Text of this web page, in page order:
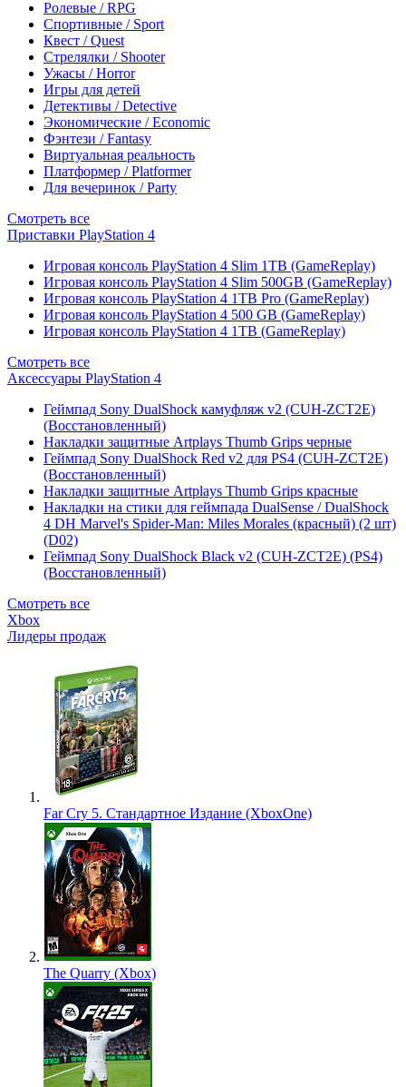
Ролевые / RPG
Спортивные / Sport
Квест / Quest
Стрелялки / Shooter
Ужасы / Horror
Игры для детей
Детективы / Detective
Экономические / Economic
Фэнтези / Fantasy
Виртуальная реальность
Платформер / Platformer
Для вечеринок / Party
Смотреть все
Приставки PlayStation 4
Игровая консоль PlayStation 4 Slim 1TB (GameReplay)
Игровая консоль PlayStation 4 Slim 500GB (GameReplay)
Игровая консоль PlayStation 4 1TB Pro (GameReplay)
Игровая консоль PlayStation 4 500 GB (GameReplay)
Игровая консоль PlayStation 4 1TB (GameReplay)
Смотреть все
Аксессуары PlayStation 4
Геймпад Sony DualShock камуфляж v2 (CUH-ZCT2E)
(Восстановленный)
Накладки защитные Artplays Thumb Grips черные
Геймпад Sony DualShock Red v2 для PS4 (CUH-ZCT2E)
(Восстановленный)
Накладки защитные Artplays Thumb Grips красные
Накладки на стики для геймпада DualSense / DualShock
4 DH Marvel's Spider-Man: Miles Morales (красный) (2 шт)
(D02)
Геймпад Sony DualShock Black v2 (CUH-ZCT2E) (PS4)
(Восстановленный)
Смотреть все
Xbox
Лидеры продаж
Far Cry 5. Стандартное Издание (XboxOne)
The Quarry (Xbox)